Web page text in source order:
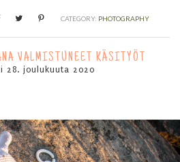
CATEGORY: PHOTOGRAPHY
VALMISTUNEET KÄSITYÖT
28. joulukuuta 2020